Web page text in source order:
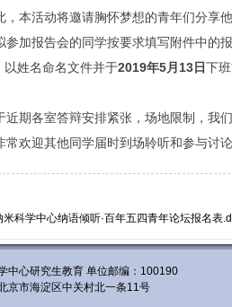
，本活动将邀请胸怀梦想的青年们分享
参加报告会的同学按要求填写附件中的
以姓名命名文件并于2019年5月13日下
期各室答辩安排紧张，场地限制，我
常欢迎其他同学届时到场聆听和参与讨论
米科学中心纳语倾听·百年五四青年论坛报名表
中心研究生教育 单位邮编：100190
京市海淀区中关村北一条11号